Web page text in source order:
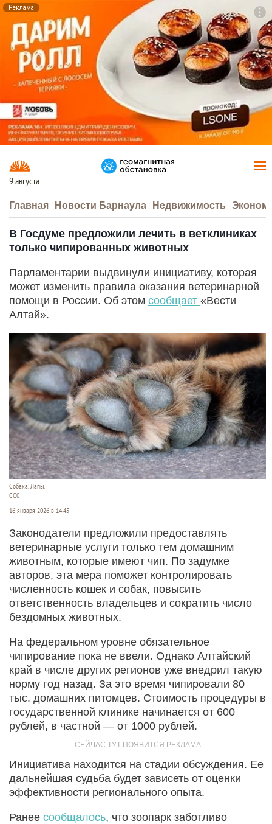
Реклама
9 августа
Главная Новости Барнаула Недвижимость
В Госдуме предложили лечить в ветклиниках
только чипированных животных
Парламентарии выдвинули инициативу, которая
может изменить правила оказания ветеринарной
помощи в России. Об этом сообщает «Вести
Алтай».
Собака. Лапы.
СС0
16 января 2026 в 14:45
Законодатели предложили предоставлять
ветеринарные услуги только тем домашним
животным, которые имеют чип. По задумке
авторов, эта мера поможет контролировать
численность кошек и собак, повысить
ответственность владельцев и сократить число
бездомных животных.
На федеральном уровне обязательное
чипирование пока не ввели. Однако Алтайский
край в числе других регионов уже внедрил такую
норму год назад. За это время чипировали 80
тыс. домашних питомцев. Стоимость процедуры в
государственной клинике начинается от 600
рублей, в частной — от 1000 рублей.
Инициатива находится на стадии обсуждения. Ее
дальнейшая судьба будет зависеть от оценки
эффективности регионального опыта.
Ранее сообщалось, что зоопарк заботливо